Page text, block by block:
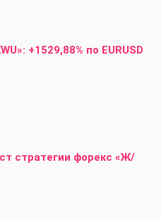
+1529,88% по EURUSD
стратегии форекс «Ж/